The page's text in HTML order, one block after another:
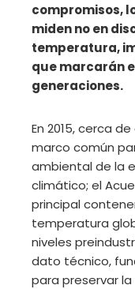
compromisos,
miden no en
temperatura,
que marcarán
generaciones.
En 2015, cerca
marco común
ambiental de la
climático; el
principal
temperatura
niveles
dato técnico,
para preservar